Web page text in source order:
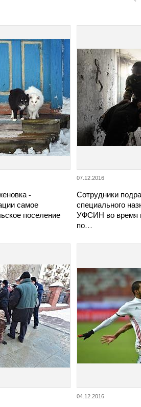
-
самое
поселение
07.12.2016
Сотрудники
специального
УФСИН во время
по…
04.12.2016